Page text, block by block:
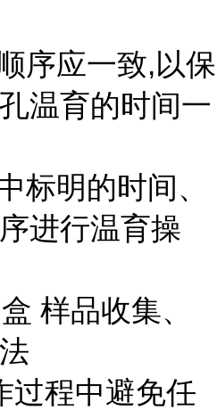
序应一致,以保
温育的时间一
标明的时间、
进行温育操
样品收集、
过程中避免任